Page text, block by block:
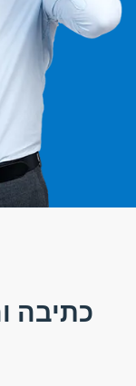
כתיבה